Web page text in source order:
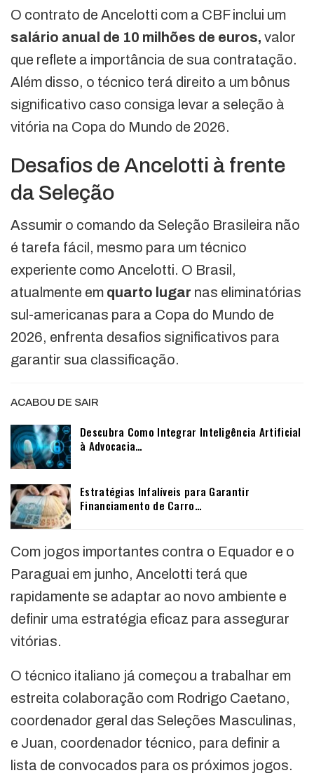
O contrato de Ancelotti com a CBF inclui um
salário anual de 10 milhões de euros, valor
que reflete a importância de sua contratação.
Além disso, o técnico terá direito a um bônus
significativo caso consiga levar a seleção à
vitória na Copa do Mundo de 2026.
Desafios de Ancelotti à frente
da Seleção
Assumir o comando da Seleção Brasileira não
é tarefa fácil, mesmo para um técnico
experiente como Ancelotti. O Brasil,
atualmente em quarto lugar nas eliminatórias
sul-americanas para a Copa do Mundo de
2026, enfrenta desafios significativos para
garantir sua classificação.
ACABOU DE SAIR
Descubra Como Integrar Inteligência Artificial
à Advocacia…
Estratégias Infalíveis para Garantir
Financiamento de Carro…
Com jogos importantes contra o Equador e o
Paraguai em junho, Ancelotti terá que
rapidamente se adaptar ao novo ambiente e
definir uma estratégia eficaz para assegurar
vitórias.
O técnico italiano já começou a trabalhar em
estreita colaboração com Rodrigo Caetano,
coordenador geral das Seleções Masculinas,
e Juan, coordenador técnico, para definir a
lista de convocados para os próximos jogos.